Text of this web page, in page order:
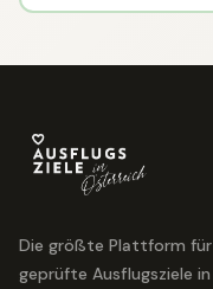
Die größte Plattform für
geprüfte Ausflugsziele in